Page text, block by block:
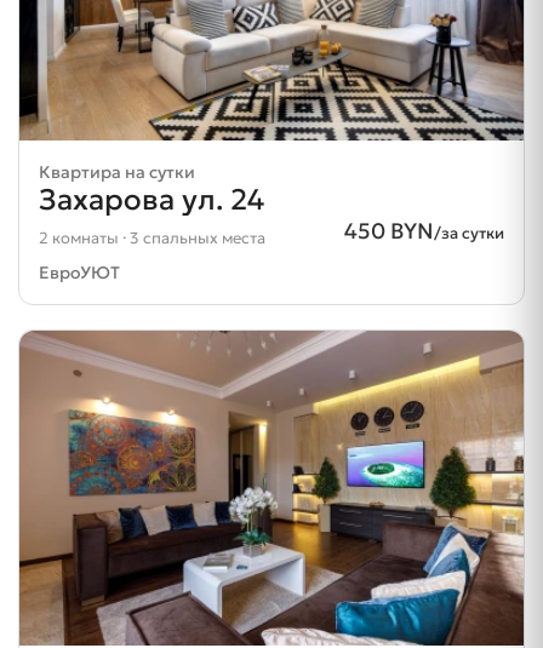
Квартира на сутки
Захарова ул. 24
450 BYN/за сутки
2 комнаты · 3 спальных места
ЕвроУЮТ